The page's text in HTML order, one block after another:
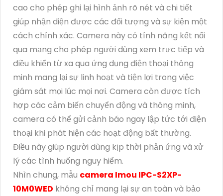
cao cho phép ghi lại hình ảnh rõ nét và chi tiết
giúp nhận diện được các đối tượng và sự kiện một
cách chính xác. Camera này có tính năng kết nối
qua mạng cho phép người dùng xem trực tiếp và
điều khiển từ xa qua ứng dụng điện thoại thông
minh mang lại sự linh hoạt và tiện lợi trong việc
giám sát mọi lúc mọi nơi. Camera còn được tích
hợp các cảm biến chuyển động và thông minh,
camera có thể gửi cảnh báo ngay lập tức tới điện
thoại khi phát hiện các hoạt động bất thường.
Điều này giúp người dùng kịp thời phản ứng và xử
lý các tình huống nguy hiểm.
Nhìn chung, mẫu camera Imou IPC-S2XP-
10M0WED không chỉ mang lại sự an toàn và bảo